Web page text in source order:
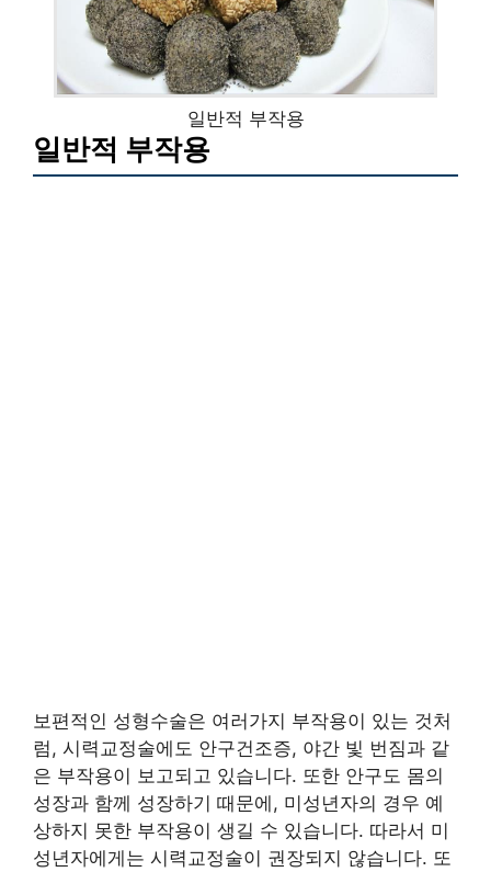
일반적 부작용
일반적 부작용
보편적인 성형수술은 여러가지 부작용이 있는 것처
럼, 시력교정술에도 안구건조증, 야간 빛 번짐과 같
은 부작용이 보고되고 있습니다. 또한 안구도 몸의
성장과 함께 성장하기 때문에, 미성년자의 경우 예
상하지 못한 부작용이 생길 수 있습니다. 따라서 미
성년자에게는 시력교정술이 권장되지 않습니다. 또